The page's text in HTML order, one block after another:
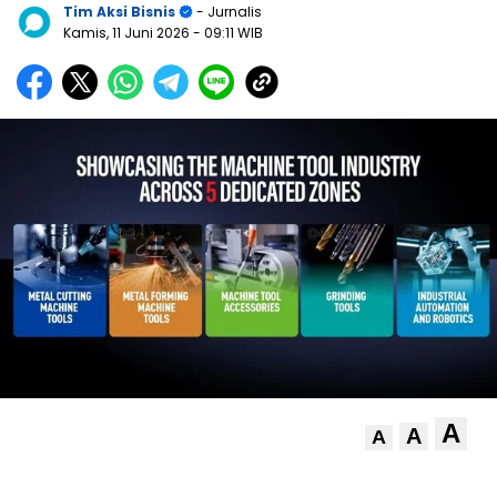
Tim Aksi Bisnis
- Jurnalis
Kamis, 11 Juni 2026 - 09:11 WIB
A A A